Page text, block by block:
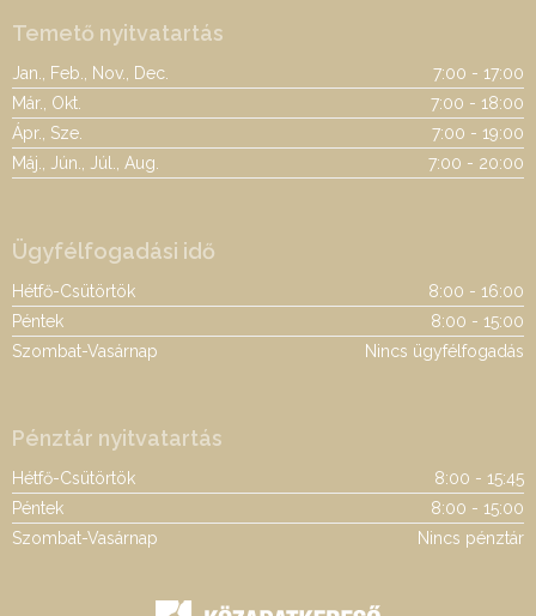
Temető nyitvatartás
Jan., Feb., Nov., Dec.
7:00 - 17:00
Már., Okt.
7:00 - 18:00
Ápr., Sze.
7:00 - 19:00
Máj., Jún., Júl., Aug.
7:00 - 20:00
Ügyfélfogadási idő
Hétfő-Csütörtök
8:00 - 16:00
Péntek
8:00 - 15:00
Szombat-Vasárnap
Nincs ügyfélfogadás
Pénztár nyitvatartás
Hétfő-Csütörtök
8:00 - 15:45
Péntek
8:00 - 15:00
Szombat-Vasárnap
Nincs pénztár